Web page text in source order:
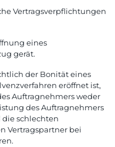
Vertragsverpflichtungen
eines
gerät.
der Bonität eines
eröffnet ist,
Auftragnehmers weder
des Auftragnehmers
schlechten
Vertragspartner bei